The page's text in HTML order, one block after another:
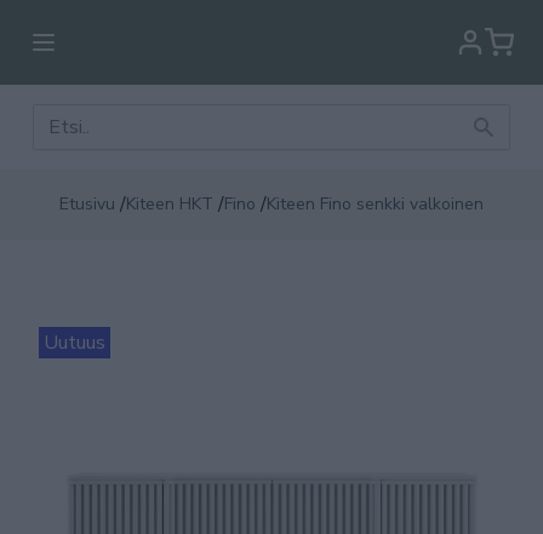
Etusivu /Kiteen HKT /Fino /Kiteen Fino senkki valkoinen
Uutuus